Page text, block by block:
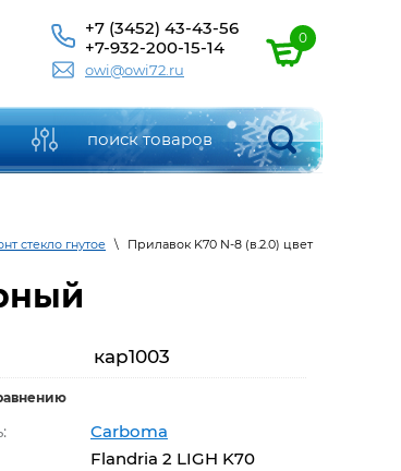
+7 (3452) 43-43-56
+7-932-200-15-14
owi@owi72.ru
0
стекло гнутое \
Прилавок K70 N-8 (в.2.0) цвет
кар1003
Carboma
Flandria 2 LIGH K70